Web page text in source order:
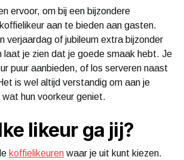
ervoor, om bij een bijzondere
aan te bieden aan gasten.
verjaardag of jubileum extra bijzonder
laat je zien dat je goede smaak hebt. Je
puur aanbieden, of los serveren naast
is wel altijd verstandig om aan je
hun voorkeur geniet.
likeur ga jij?
koffielikeuren waar je uit kunt kiezen.